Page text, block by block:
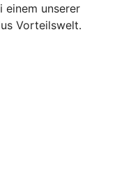
einem unserer
Vorteilswelt.